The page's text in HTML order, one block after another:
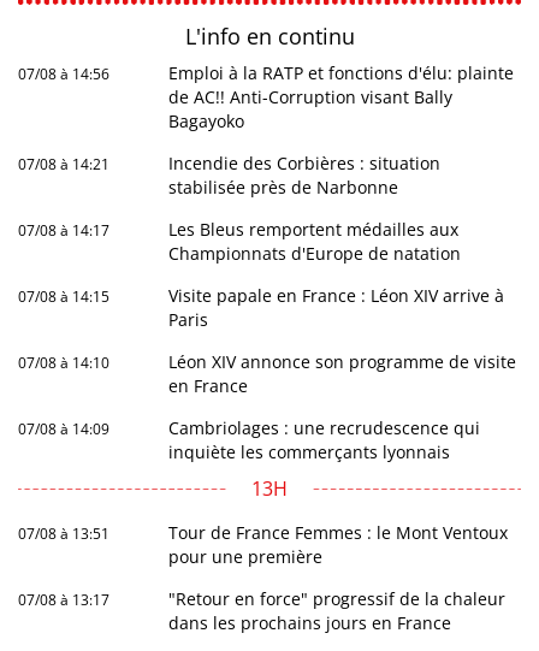
L'info en continu
07/08 à 14:56
Emploi à la RATP et fonctions d'élu: plainte
de AC!! Anti-Corruption visant Bally
Bagayoko
07/08 à 14:21
Incendie des Corbières : situation
stabilisée près de Narbonne
07/08 à 14:17
Les Bleus remportent médailles aux
Championnats d'Europe de natation
07/08 à 14:15
Visite papale en France : Léon XIV arrive à
Paris
07/08 à 14:10
Léon XIV annonce son programme de visite
en France
07/08 à 14:09
Cambriolages : une recrudescence qui
inquiète les commerçants lyonnais
13H
07/08 à 13:51
Tour de France Femmes : le Mont Ventoux
pour une première
07/08 à 13:17
"Retour en force" progressif de la chaleur
dans les prochains jours en France